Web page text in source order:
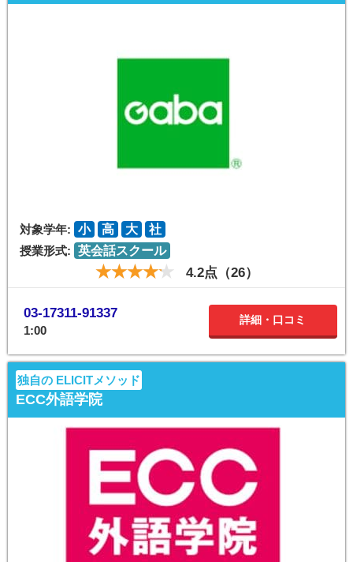
対象学年: 小 高 大
社
授業形式: 英会話スクール
4.2点（26）
03-17311-91337
1:00
詳細・口コミ
独自の ELICITメソッド
ECC外語学院